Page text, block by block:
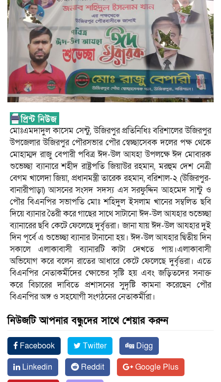
মোঃএমদাদুল কাসেম সেন্টু, উজিরপুর প্রতিনিধিঃ বরিশালের উজিরপুর
উপজেলার উজিরপুর পৌরসভার পৌর স্বেচ্ছাসেবক দলের পক্ষ থেকে
মোহাম্মদ রাজু বেপারী পবিত্র ঈদ-উল আযহা উপলক্ষে ঈদ মোবারক
শুভেচ্ছা ব্যানারে শহীদ রাষ্ট্রপতি জিয়াউর রহমান, মরহুম দেশ নেত্রী
বেগম খালেদা জিয়া, প্রধানমন্ত্রী তারেক রহমান, বরিশাল-২ (উজিরপুর-
বানারীপাড়া) আসনের সংসদ সদস্য এস সরফুদ্দিন আহমেদ সান্টু ও
পৌর বিএনপির সভাপতি মোঃ শহিদুল ইসলাম খানের সম্বলিত ছবি
দিয়ে ব্যানার তৈরী করে গাছের সাথে সাটানো ঈদ-উল আযহার শুভেচ্ছা
ব্যানারের ছবি কেটে ফেলেছে দুর্বৃত্তরা। জানা যায় ঈদ-উল আযহার দুই
দিন পূর্বে এ শুভেচ্ছা ব্যানার টানানো হয়। ঈদ-উল আযহার দ্বিতীয় দিন
সকালে এলাকাবাসী ব্যানারটি কাটা দেখতে পায়।এলাকাবাসী
অভিযোগ করে বলেন রাতের আধারে কেটে ফেলেছে দুর্বৃত্তরা। এতে
বিএনপির নেতাকর্মীদের ক্ষোভের সৃষ্টি হয় এবং জড়িতদের সনাক্ত
করে বিচারের দাবিতে প্রশাসনের সুদৃষ্টি কামনা করেছেন পৌর
বিএনপির অঙ্গ ও সহযোগী সংগঠনের নেতাকর্মীরা।
নিউজটি আপনার বন্ধুদের সাথে শেয়ার করুন
Facebook Twitter
Digg
Linkedin
Reddit
Google Plus